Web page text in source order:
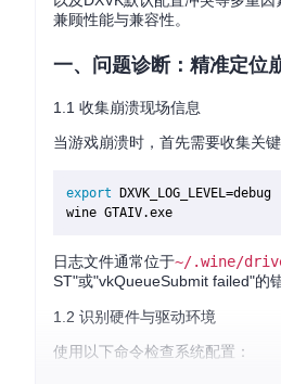
兼顾性能与兼容性。
一、问题诊断：精准定位
1.1 收集崩溃现场信息
当游戏崩溃时，首先需要收集关
export DXVK_LOG_LEVEL=debug
日志文件通常位于~/.wine/
ST"或"vkQueueSubmit failed"的
1.2 识别硬件与驱动环境
使用以下命令检查系统配置：